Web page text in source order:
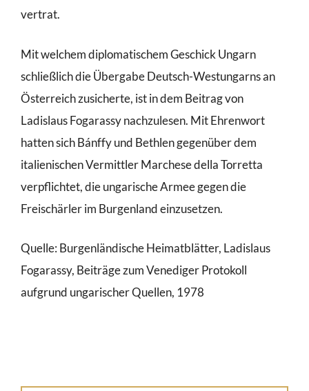
vertrat.
Mit welchem diplomatischem Geschick Ungarn
schließlich die Übergabe Deutsch-Westungarns an
Österreich zusicherte, ist in dem Beitrag von
Ladislaus Fogarassy nachzulesen. Mit Ehrenwort
hatten sich Bánffy und Bethlen gegenüber dem
italienischen Vermittler Marchese della Torretta
verpflichtet, die ungarische Armee gegen die
Freischärler im Burgenland einzusetzen.
Quelle: Burgenländische Heimatblätter, Ladislaus
Fogarassy, Beiträge zum Venediger Protokoll
aufgrund ungarischer Quellen, 1978